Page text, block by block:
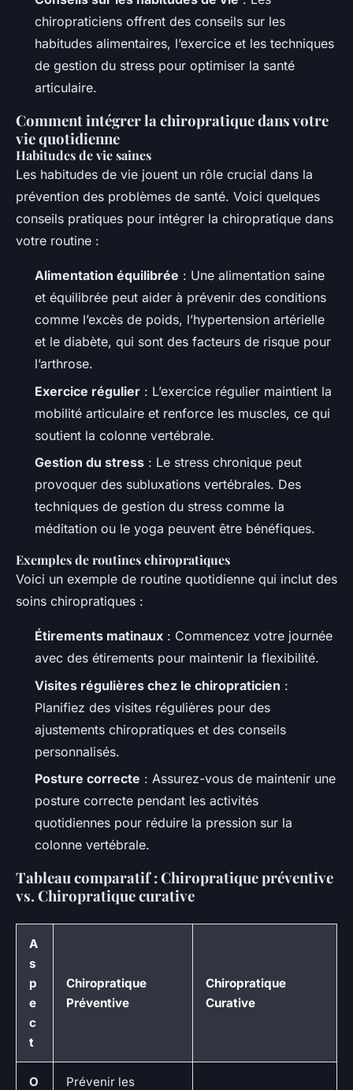
chiropraticiens offrent des conseils sur les
habitudes alimentaires, l’exercice et les techniques
de gestion du stress pour optimiser la santé
articulaire.
Comment intégrer la chiropratique dans votre
vie quotidienne
Habitudes de vie saines
Les habitudes de vie jouent un rôle crucial dans la
prévention des problèmes de santé. Voici quelques
conseils pratiques pour intégrer la chiropratique dans
votre routine :
Alimentation équilibrée : Une alimentation saine
et équilibrée peut aider à prévenir des conditions
comme l’excès de poids, l’hypertension artérielle
et le diabète, qui sont des facteurs de risque pour
l’arthrose.
Exercice régulier : L’exercice régulier maintient la
mobilité articulaire et renforce les muscles, ce qui
soutient la colonne vertébrale.
Gestion du stress : Le stress chronique peut
provoquer des subluxations vertébrales. Des
techniques de gestion du stress comme la
méditation ou le yoga peuvent être bénéfiques.
Exemples de routines chiropratiques
Voici un exemple de routine quotidienne qui inclut des
soins chiropratiques :
Étirements matinaux : Commencez votre journée
avec des étirements pour maintenir la flexibilité.
Visites régulières chez le chiropraticien :
Planifiez des visites régulières pour des
ajustements chiropratiques et des conseils
personnalisés.
Posture correcte : Assurez-vous de maintenir une
posture correcte pendant les activités
quotidiennes pour réduire la pression sur la
colonne vertébrale.
Tableau comparatif : Chiropratique préventive
vs. Chiropratique curative
A
s
p
e
c
t
Chiropratique
Préventive
Chiropratique
Curative
O
Prévenir les